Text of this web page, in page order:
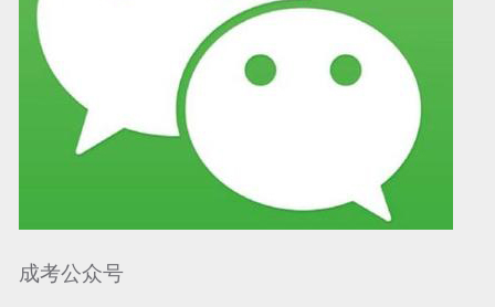
可信网站信用评 网络警察提醒你 诚信网站
成考公众号